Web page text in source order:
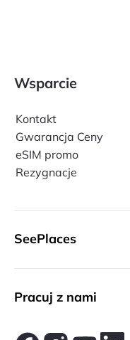
Wsparcie
Kontakt
Gwarancja Ceny
eSIM promo
Rezygnacje
SeePlaces
Pracuj z nami